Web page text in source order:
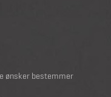
ønsker bestemmer